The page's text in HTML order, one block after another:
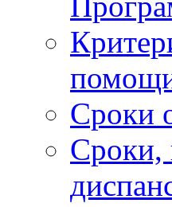
Сроки
Сроки,